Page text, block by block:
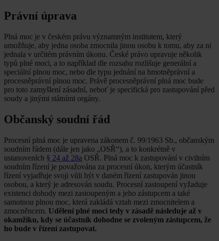
Právní úprava
Plná moc je v českém právu významným institutem, který
umožňuje, aby jedna osoba zmocnila jinou osobu k tomu, aby za ni
jednala v určitém právním úkonu. České právo upravuje několik
typů plné moci, a to například dle rozsahu rozlišuje generální a
speciální plnou moc, nebo dle typu jednání na hmotněprávní a
procesněprávní plnou moc. Právě procesněprávní plná moc bude
pro toto zamyšlení zásadní, neboť je specifická pro zastupování před
soudy a jinými státními orgány.
Občanský soudní řád
Procesní plná moc je upravena zákonem č. 99/1963 Sb., občanským
soudním řádem (dále jen jako „OSŘ“), a to konkrétně v
ustanoveních § 24 až 28a OSŘ. Plná moc k zastupování v civilním
soudním řízení je považována za procesní úkon, kterým účastník
řízení vyjadřuje svoji vůli být v daném řízení zastupován jinou
osobou, a který je adresován soudu. Procesní zastoupení vyžaduje
existenci dohody mezi zastoupeným a jeho zástupcem a také
samotnou plnou moc, která zakládá vztah mezi zmocnitelem a
zmocněncem. Udělení plné moci tedy v zásadě následuje až v
okamžiku, kdy se účastník dohodne se zvoleným zástupcem, že
ho bude v řízení zastupovat.